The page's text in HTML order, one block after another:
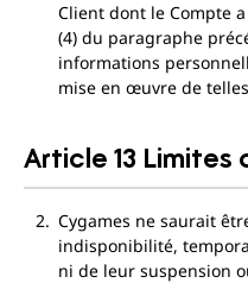
Client dont le Compte
(4) du paragraphe
informations
mise en œuvre de
Article 13 Limites
Cygames ne saurait
indisponibilité,
ni de leur suspension